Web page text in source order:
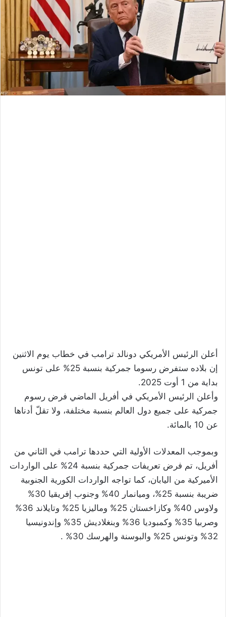
أعلن الرئيس الأمريكي دونالد ترامب في خطاب يوم الاثنين
إن بلاده ستفرض رسوما جمركية بنسبة 25% على تونس
بداية من 1 أوت 2025.
وأعلن الرئيس الأمريكي في أفريل الماضي فرض رسوم
جمركية على جميع دول العالم بنسبة مختلفة، ولا تقلّ أدناها
عن 10 بالمائة.
وبموجب المعدلات الأولية التي حددها ترامب في الثاني من
أفريل، تم فرض تعريفات جمركية بنسبة 24% على الواردات
الأميركية من اليابان، كما تواجه الواردات الكورية الجنوبية
ضريبة بنسبة 25%، وميانمار 40% وجنوب إفريقيا 30%
ولاوس 40% وكازاخستان 25% وماليزيا 25% وتايلاند 36%
وصربيا 35% وكمبوديا 36% وبنغلاديش 35% وإندونيسيا
32% وتونس 25% والبوسنة والهرسك 30% .